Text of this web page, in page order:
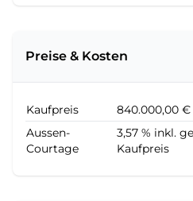
Preise & Kosten
Kaufpreis
840.000,00 €
Aussen-
Courtage
3,57 % inkl.
Kaufpreis